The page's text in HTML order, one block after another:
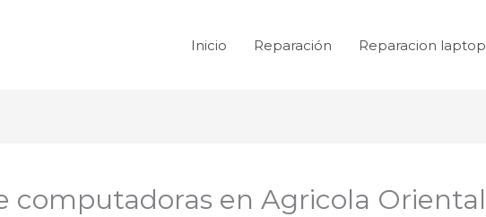
Inicio Reparación Reparacion laptop
en Agricola Oriental